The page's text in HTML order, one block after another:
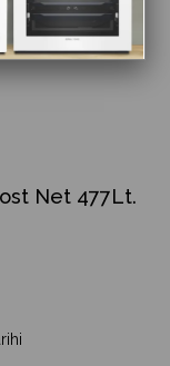
Net 477Lt.